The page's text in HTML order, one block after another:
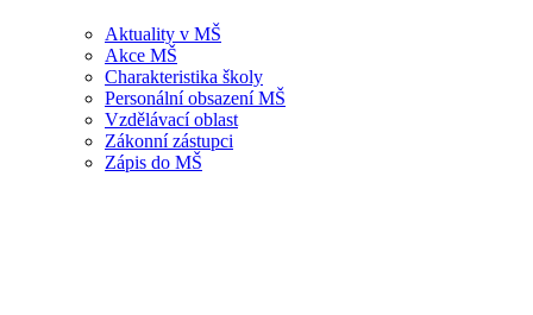
Aktuality v MŠ
Akce MŠ
Charakteristika školy
Personální obsazení MŠ
Vzdělávací oblast
Zákonní zástupci
Zápis do MŠ